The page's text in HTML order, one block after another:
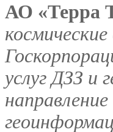
АО «Терра
услуг ДЗЗ и